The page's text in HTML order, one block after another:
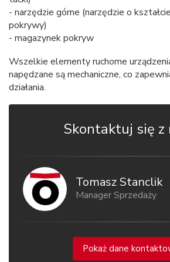
- narzędzie górne (narzędzie o
pokrywy)
- magazynek pokryw
Wszelkie elementy ruchome
napędzane są mechaniczne, co
działania.
Skontaktuj się z
Tomasz Stanclik
Manager Sprzedaży
Pokaż dane